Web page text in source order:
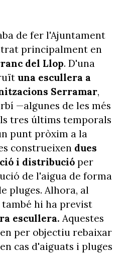
de fer l'Ajuntament
principalment en
del Llop. D'una
una escullera a
Serramar,
—algunes de les més
tres últims temporals
punt pròxim a la
construeixen dues
i distribucióper
de l'aigua de forma
pluges. Alhora, al
hi ha previst
escullera. Aquestes
per objectiu rebaixar
cas d'aiguats i pluges